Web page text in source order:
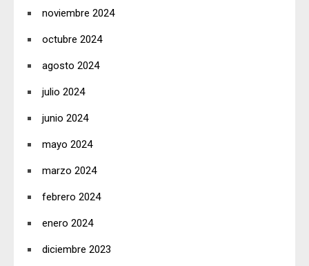
noviembre 2024
octubre 2024
agosto 2024
julio 2024
junio 2024
mayo 2024
marzo 2024
febrero 2024
enero 2024
diciembre 2023